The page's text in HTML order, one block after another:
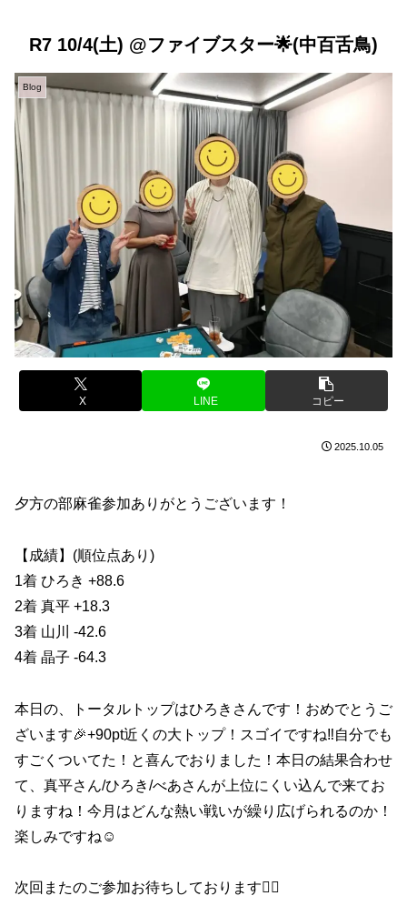
R7 10/4(土) @ファイブスター🌟(中百舌鳥)
Blog
X LINE コピー
2025.10.05
夕方の部麻雀参加ありがとうございます！
【成績】(順位点あり)
1着 ひろき +88.6
2着 真平 +18.3
3着 山川 -42.6
4着 晶子 -64.3
本日の、トータルトップはひろきさんです！おめでとうご
ざいます🎉+90pt近くの大トップ！スゴイですね‼️自分でも
すごくついてた！と喜んでおりました！本日の結果合わせ
て、真平さん/ひろき/べあさんが上位にくい込んで来てお
りますね！今月はどんな熱い戦いが繰り広げられるのか！
楽しみですね☺️
次回またのご参加お待ちしております🙇‍♀️